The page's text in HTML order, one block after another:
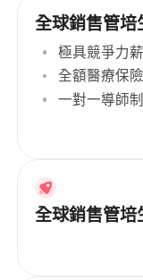
全球銷售管培
極具競爭力
全額醫療保
一對一導師
全球銷售管培